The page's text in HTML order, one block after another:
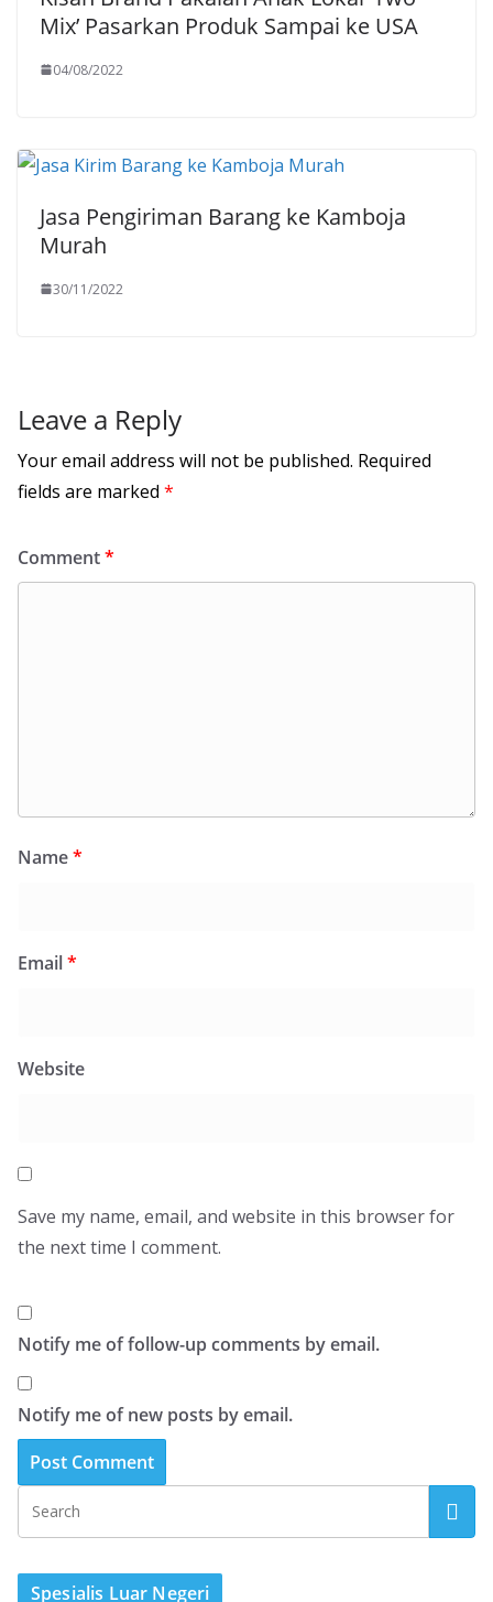
Mix’ Pasarkan Produk Sampai ke USA
04/08/2022
Jasa Pengiriman Barang ke Kamboja
Murah
30/11/2022
Leave a Reply
Your email address will not be published. Required
fields are marked *
Comment*
Name*
Email*
Website
Save my name, email, and website in this browser for
the next time I comment.
Notify me of follow-up comments by email.
Notify me of new posts by email.
Spesialis Luar Negeri